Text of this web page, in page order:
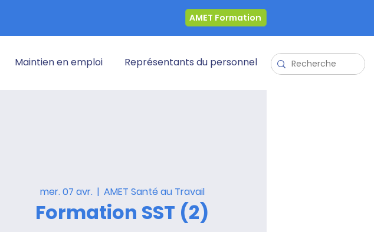
AMET Formation
Maintien en emploi Représentants du personnel
mer. 07 avr.
  |
AMET Santé au Travail
Formation SST (2)